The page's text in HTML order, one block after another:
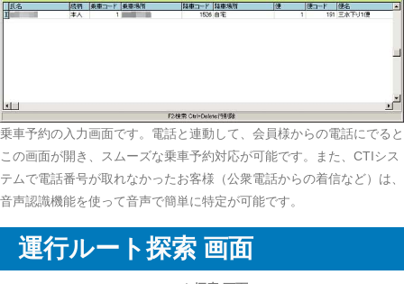
乗車予約の入力画面です。電話と連動して、会員様からの電話にでると
この画面が開き、スムーズな乗車予約対応が可能です。また、CTIシス
テムで電話番号が取れなかったお客様（公衆電話からの着信など）は、
音声認識機能を使って音声で簡単に特定が可能です。
運行ルート探索 画面